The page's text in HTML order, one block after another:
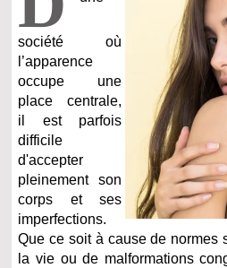
société où
l’apparence
occupe une
place centrale,
il est parfois
difficile
d'accepter
pleinement son
corps et ses
imperfections.
Que ce soit à cause de normes
la vie ou de malformations